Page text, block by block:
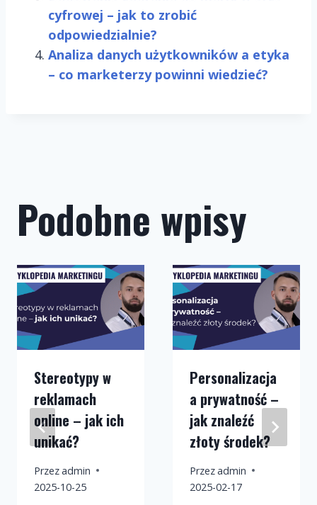
cyfrowej – jak to zrobić
odpowiedzialnie?
Analiza danych użytkowników a etyka
– co marketerzy powinni wiedzieć?
Podobne wpisy
Stereotypy w
reklamach
online – jak ich
unikać?
Przezadmin
2025-10-25
Personalizacja
a prywatność –
jak znaleźć
złoty środek?
Przezadmin
2025-02-17